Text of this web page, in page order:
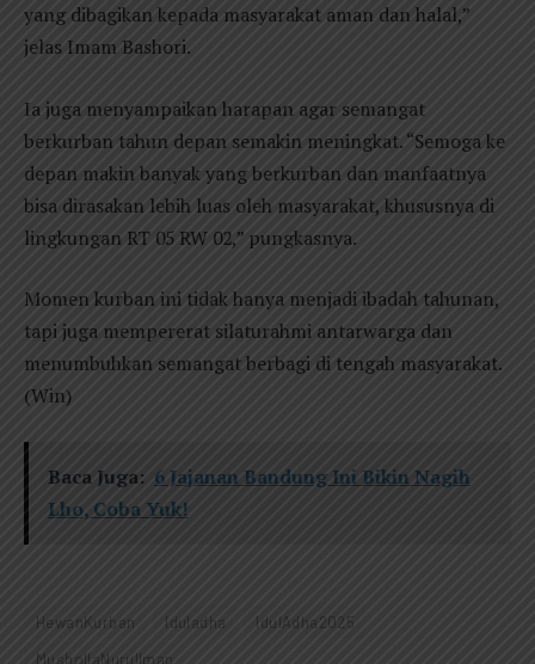
yang dibagikan kepada masyarakat aman dan halal,”
jelas Imam Bashori.
Ia juga menyampaikan harapan agar semangat
berkurban tahun depan semakin meningkat. “Semoga ke
depan makin banyak yang berkurban dan manfaatnya
bisa dirasakan lebih luas oleh masyarakat, khususnya di
lingkungan RT 05 RW 02,” pungkasnya.
Momen kurban ini tidak hanya menjadi ibadah tahunan,
tapi juga mempererat silaturahmi antarwarga dan
menumbuhkan semangat berbagi di tengah masyarakat.
(Win)
Baca Juga: 6 Jajanan Bandung Ini Bikin Nagih
Lho, Coba Yuk!
HewanKurban Iduladha
IdulAdha2025
MushollaNurulIman